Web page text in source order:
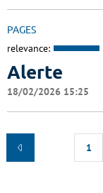
PAGES
relevance:
Alerte
18/02/2026 15:25
1